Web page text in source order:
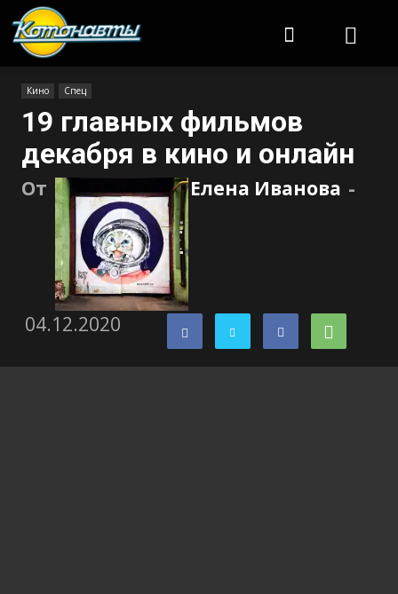
Кино Спец
19 главных фильмов
декабря в кино и онлайн
От Елена Иванова -
04.12.2020